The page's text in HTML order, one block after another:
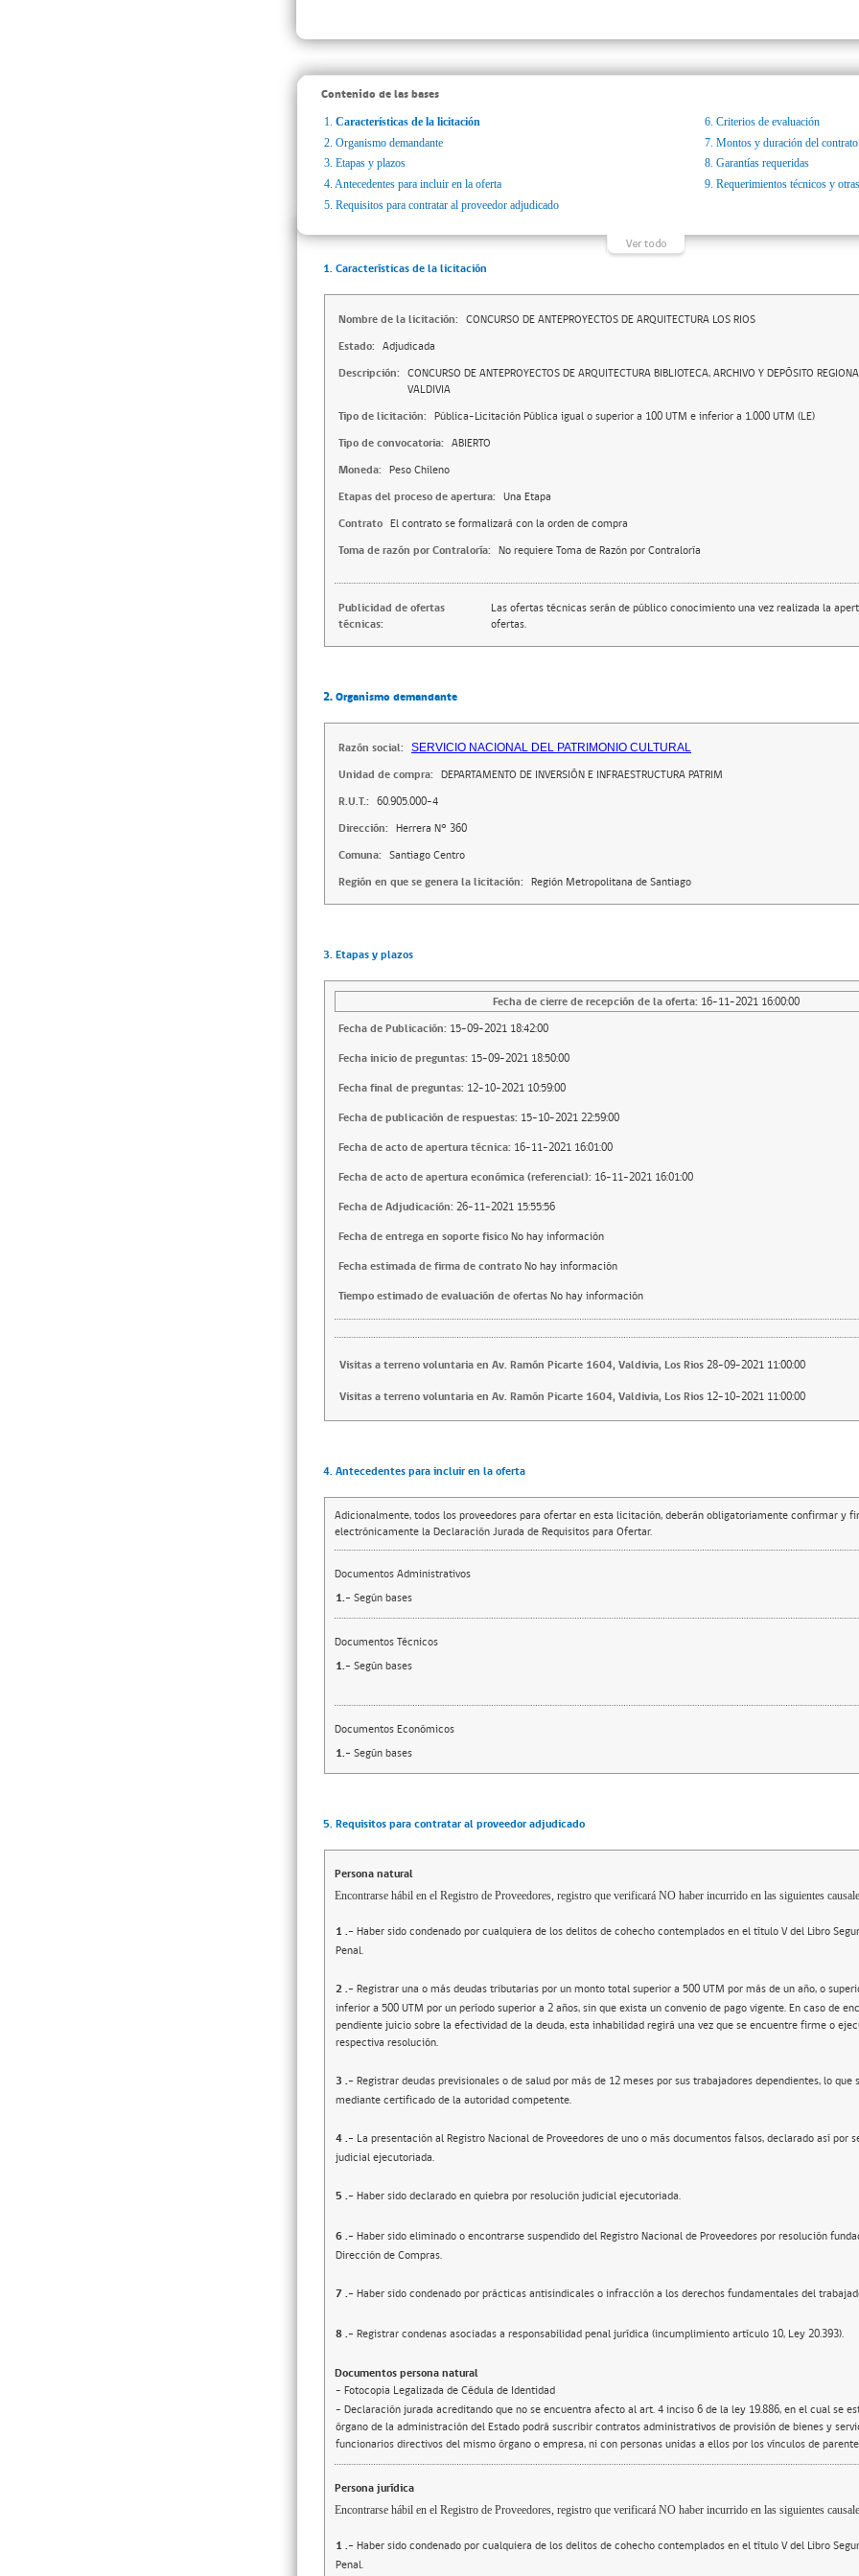
Contenido de las bases
1. Características de la licitación
2. Organismo demandante
3. Etapas y plazos
4. Antecedentes para incluir en la oferta
5. Requisitos para contratar al proveedor adjudicado
6. Criterios de evaluación
7. Montos y duración del contrato
8. Garantías requeridas
9. Requerimientos técnicos y
1. Características de la licitación
Nombre de la licitación: CONCURSO DE ANTEPROYECTOS DE ARQUITECTURA LOS RIOS
Estado: Adjudicada
Descripción: CONCURSO DE ANTEPROYECTOS DE ARQUITECTURA BIBLIOTECA, ARCHIVO Y DEPÓSITO
VALDIVIA
Tipo de licitación: Pública-Licitación Pública igual o superior a 100 UTM e inferior a 1.000 UTM (LE)
Tipo de convocatoria: ABIERTO
Moneda: Peso Chileno
Etapas del proceso de apertura: Una Etapa
Contrato El contrato se formalizará con la orden de compra
Toma de razón por Contraloría: No requiere Toma de Razón por Contraloría
Publicidad de ofertas
técnicas:
Las ofertas técnicas serán de público conocimiento una vez realizada la
ofertas.
2. Organismo demandante
Razón social: SERVICIO NACIONAL DEL PATRIMONIO CULTURAL
Unidad de compra: DEPARTAMENTO DE INVERSIÓN E INFRAESTRUCTURA PATRIM
R.U.T.: 60.905.000-4
Dirección: Herrera N° 360
Comuna: Santiago Centro
Región en que se genera la licitación: Región Metropolitana de Santiago
3. Etapas y plazos
Fecha de cierre de recepción de la oferta: 16-11-2021 16:00:00
Fecha de Publicación: 15-09-2021 18:42:00
Fecha inicio de preguntas: 15-09-2021 18:50:00
Fecha final de preguntas: 12-10-2021 10:59:00
Fecha de publicación de respuestas: 15-10-2021 22:59:00
Fecha de acto de apertura técnica: 16-11-2021 16:01:00
Fecha de acto de apertura económica (referencial): 16-11-2021 16:01:00
Fecha de Adjudicación: 26-11-2021 15:55:56
Fecha de entrega en soporte fisicoNo hay información
Fecha estimada de firma de contratoNo hay información
Tiempo estimado de evaluación de ofertasNo hay información
Visitas a terreno voluntaria en Av. Ramón Picarte 1604, Valdivia, Los Rios28-09-2021 11:00:00
Visitas a terreno voluntaria en Av. Ramón Picarte 1604, Valdivia, Los Rios 12-10-2021 11:00:00
4. Antecedentes para incluir en la oferta
Adicionalmente, todos los proveedores para ofertar en esta licitación, deberán obligatoriamente confirmar y
electrónicamente la Declaración Jurada de Requisitos para Ofertar.
Documentos Administrativos
1.- Según bases
Documentos Técnicos
1.- Según bases
Documentos Económicos
1.- Según bases
5. Requisitos para contratar al proveedor adjudicado
Persona natural
Encontrarse hábil en el Registro de Proveedores, registro que verificará NO haber incurrido en las siguientes
1.- Haber sido condenado por cualquiera de los delitos de cohecho contemplados en el título V del Libro
Penal.
2.- Registrar una o más deudas tributarias por un monto total superior a 500 UTM por más de un año, o
inferior a 500 UTM por un período superior a 2 años, sin que exista un convenio de pago vigente. En caso de
pendiente juicio sobre la efectividad de la deuda, esta inhabilidad regirá una vez que se encuentre firme o
respectiva resolución.
3 .- Registrar deudas previsionales o de salud por más de 12 meses por sus trabajadores dependientes, lo que
mediante certificado de la autoridad competente.
4.- La presentación al Registro Nacional de Proveedores de uno o más documentos falsos, declarado así por
judicial ejecutoriada.
5 .- Haber sido declarado en quiebra por resolución judicial ejecutoriada.
6.- Haber sido eliminado o encontrarse suspendido del Registro Nacional de Proveedores por resolución
Dirección de Compras.
7.- Haber sido condenado por prácticas antisindicales o infracción a los derechos fundamentales del
8.- Registrar condenas asociadas a responsabilidad penal jurídica (incumplimiento artículo 10, Ley 20.393).
Documentos persona natural
- Fotocopia Legalizada de Cédula de Identidad
- Declaración jurada acreditando que no se encuentra afecto al art. 4 inciso 6 de la ley 19.886, en el cual se
órgano de la administración del Estado podrá suscribir contratos administrativos de provisión de bienes y
funcionarios directivos del mismo órgano o empresa, ni con personas unidas a ellos por los vínculos de
Persona jurídica
Encontrarse hábil en el Registro de Proveedores, registro que verificará NO haber incurrido en las siguientes
1.- Haber sido condenado por cualquiera de los delitos de cohecho contemplados en el título V del Libro
Penal.